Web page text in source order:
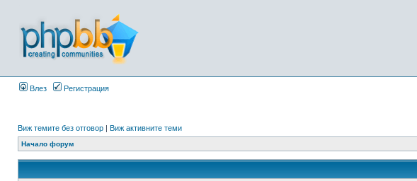
Влез Регистрация
Виж темите без отговор | Виж активните теми
Начало форум